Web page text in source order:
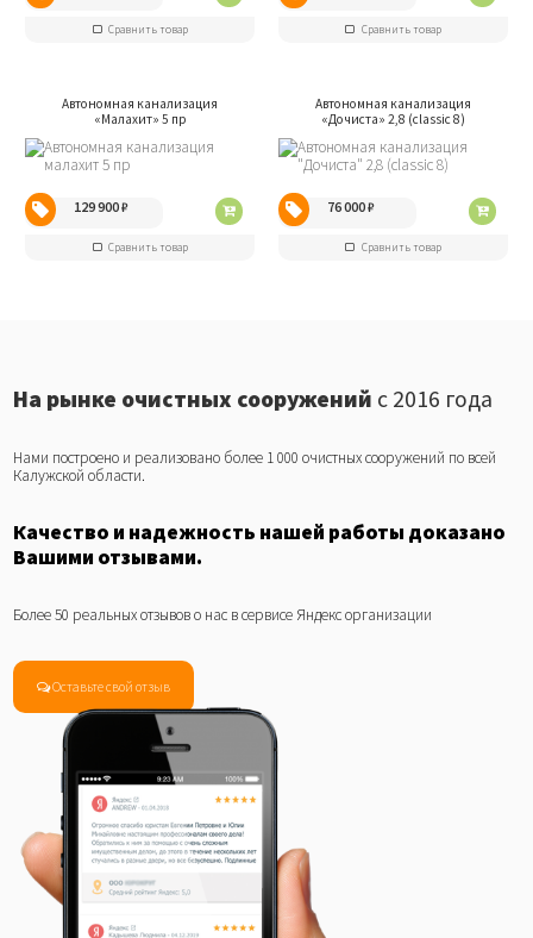
Сравнить товар Сравнить товар
Автономная канализация
«Малахит» 5 пр
129 900₽
Сравнить товар
Автономная канализация
«Дочиста» 2,8 (classic 8)
76 000₽
Сравнить товар
На рынке очистных сооружений с 2016 года
Нами построено и реализовано более 1 000 очистных сооружений по всей
Калужской области.
Качество и надежность нашей работы доказано
Вашими отзывами.
Более 50 реальных отзывов о нас в сервисе Яндекс организации
Оставьте свой отзыв